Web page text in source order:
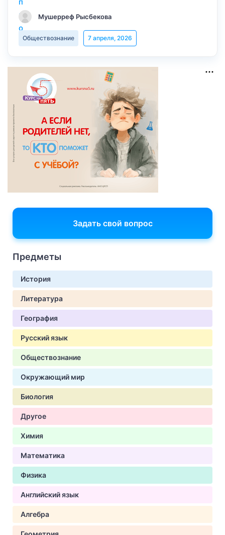
Мушерреф Рысбекова
Обществознание 7 апреля, 2026
Задать свой вопрос
Предметы
История
Литература
География
Русский язык
Обществознание
Окружающий мир
Биология
Другое
Химия
Математика
Физика
Английский язык
Алгебра